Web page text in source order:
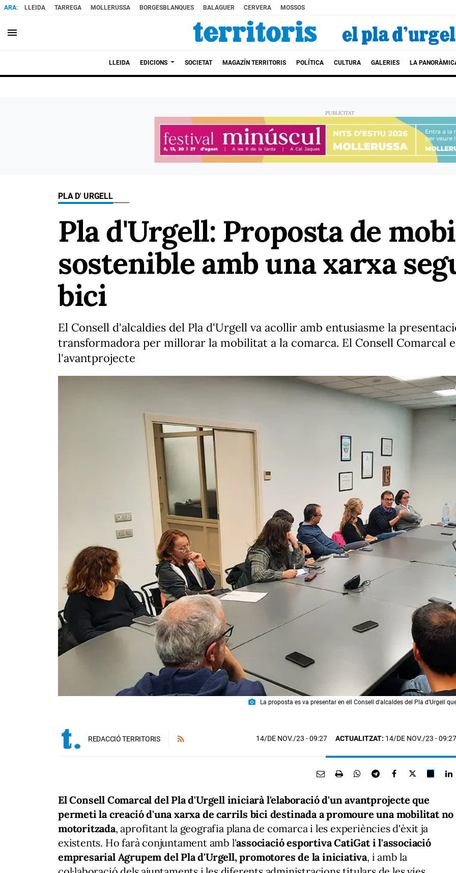
LLEIDA TARREGA MOLLERUSSA BORGESBLANQUES BALAGUER CERVERA MOSSOS
menu
LLEIDA EDICIONS SOCIETAT MAGAZÍN TERRITORIS POLÍTICA CULTURA GALERIES LA
PLA D' URGELL
Pla d'Urgell: Proposta de
sostenible amb una xarxa
bici
El Consell d'alcaldies del Pla d'Urgell va acollir amb entusiasme la
transformadora per millorar la mobilitat a la comarca. El Consell Comarcal
l'avantprojecte
photo_camera La proposta es va presentar en ell Consell d'alcaldes del Pla d'Urgell
REDACCIÓ TERRITORIS 14/DE NOV./23 - 09:27 ACTUALITZAT: 14/DE NOV./23 - 09:27
El Consell Comarcal del Pla d'Urgell iniciarà l'elaboració d'un avantprojecte que
permeti la creació d'una xarxa de carrils bici destinada a promoure una mobilitat no
motoritzada, aprofitant la geografia plana de comarca i les experiències d'èxit ja
existents. Ho farà conjuntament amb l'associació esportiva CatiGat i l'associació
empresarial Agrupem del Pla d'Urgell, promotores de la iniciativa, i amb la